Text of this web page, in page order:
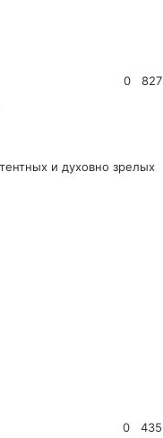
0 827
и духовно зрелых
0 435